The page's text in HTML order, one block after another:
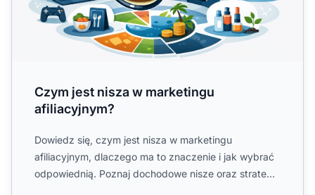
Czym jest nisza w marketingu
afiliacyjnym?
Dowiedz się, czym jest nisza w marketingu
afiliacyjnym, dlaczego ma to znaczenie i jak wybrać
odpowiednią. Poznaj dochodowe nisze oraz strategie